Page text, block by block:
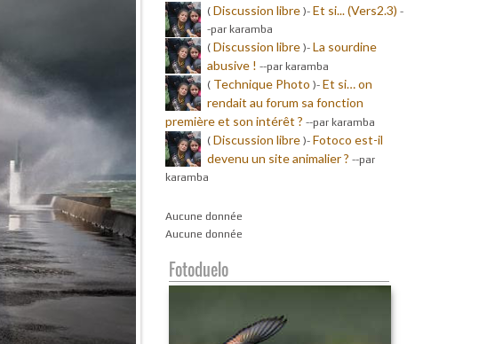
( Discussion libre)- Et si... (Vers2.3) -
-par karamba
( Discussion libre)- La sourdine
abusive ! --par karamba
( Technique Photo )- Et si… on
rendait au forum sa fonction
première et son intérêt ? --par karamba
( Discussion libre)- Fotoco est-il
devenu un site animalier ? --par
karamba
Aucune donnée
Aucune donnée
Fotoduelo